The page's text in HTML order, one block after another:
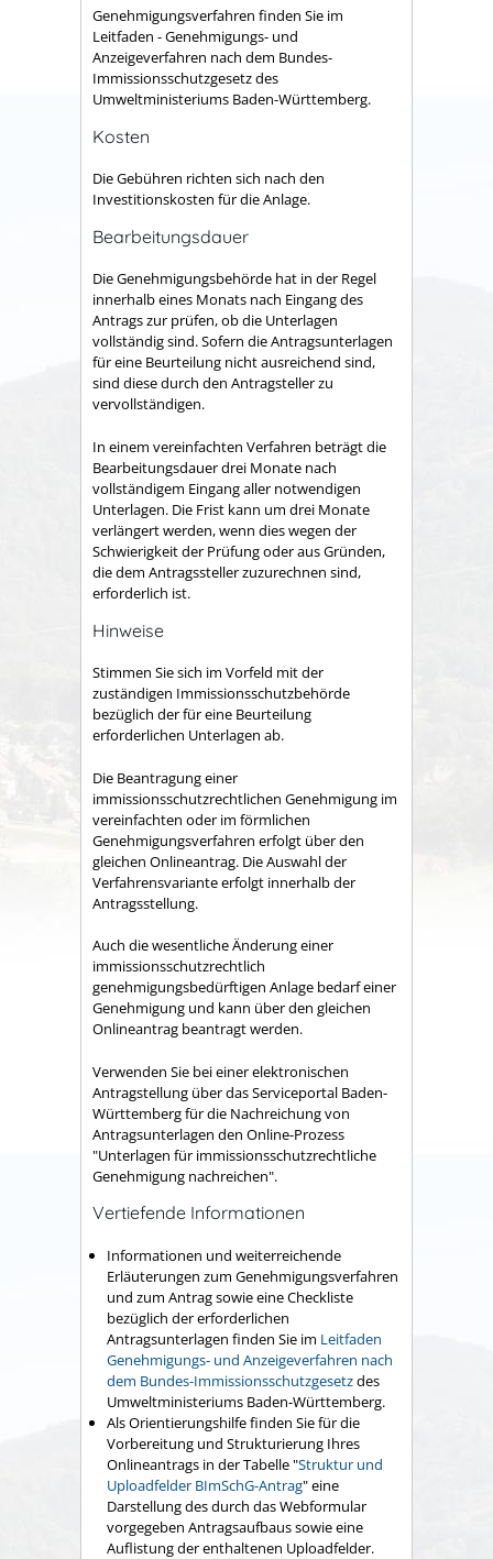
Genehmigungsverfahren finden Sie im
Leitfaden - Genehmigungs- und
Anzeigeverfahren nach dem Bundes-
Immissionsschutzgesetzdes
Umweltministeriums Baden-Württemberg.
Kosten
Die Gebühren richten sich nach den
Investitionskosten für die Anlage.
Bearbeitungsdauer
Die Genehmigungsbehörde hat in der Regel
innerhalb eines Monats nach Eingang des
Antrags zur prüfen, ob die Unterlagen
vollständig sind. Sofern die Antragsunterlagen
für eine Beurteilung nicht ausreichend sind,
sind diese durch den Antragsteller zu
vervollständigen.
In einem vereinfachten Verfahren beträgt die
Bearbeitungsdauer drei Monate nach
vollständigem Eingang aller notwendigen
Unterlagen. Die Frist kann um drei Monate
verlängert werden, wenn dies wegen der
Schwierigkeit der Prüfung oder aus Gründen,
die dem Antragssteller zuzurechnen sind,
erforderlich ist.
Hinweise
Stimmen Sie sich im Vorfeld mit der
zuständigen Immissionsschutzbehörde
bezüglich der für eine Beurteilung
erforderlichen Unterlagen ab.
Die Beantragung einer
immissionsschutzrechtlichen Genehmigung im
vereinfachten oder im förmlichen
Genehmigungsverfahren erfolgt über den
gleichen Onlineantrag. Die Auswahl der
Verfahrensvariante erfolgt innerhalb der
Antragsstellung.
Auch die wesentliche Änderung einer
immissionsschutzrechtlich
genehmigungsbedürftigen Anlage bedarf einer
Genehmigung und kann über den gleichen
Onlineantrag beantragt werden.
Verwenden Sie bei einer elektronischen
Antragstellung über das Serviceportal Baden-
Württemberg für die Nachreichung von
Antragsunterlagen den Online-Prozess
"Unterlagen für immissionsschutzrechtliche
Genehmigung nachreichen".
Vertiefende Informationen
Informationen und weiterreichende
Erläuterungen zum Genehmigungsverfahren
und zum Antrag sowie eine Checkliste
bezüglich der erforderlichen
Antragsunterlagen finden Sie im Leitfaden
Genehmigungs- und Anzeigeverfahren nach
dem Bundes-Immissionsschutzgesetzdes
Umweltministeriums Baden-Württemberg.
Als Orientierungshilfe finden Sie für die
Vorbereitung und Strukturierung Ihres
Onlineantrags in der Tabelle "Struktur und
Uploadfelder BImSchG-Antrag" eine
Darstellung des durch das Webformular
vorgegeben Antragsaufbaus sowie eine
Auflistung der enthaltenen Uploadfelder.